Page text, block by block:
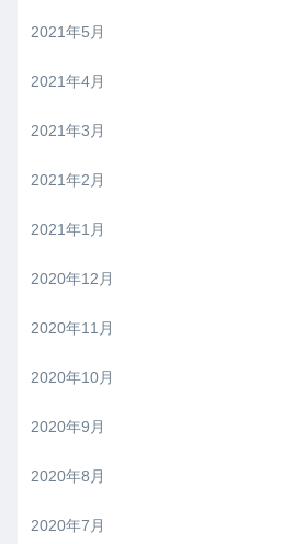
2021年5月
2021年4月
2021年3月
2021年2月
2021年1月
2020年12月
2020年11月
2020年10月
2020年9月
2020年8月
2020年7月